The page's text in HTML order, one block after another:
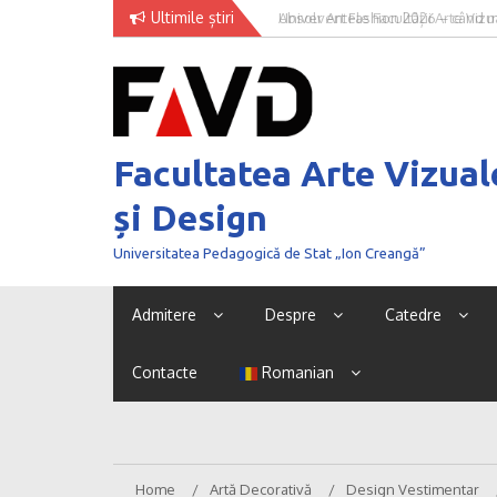
Ultimile știri
Univer Art Fashion 2026 – când
curaj de a fi văzut
Facultatea Arte
și Design
Universitatea Pedagogică de Stat „Ion Creangă”
Admitere Despre Catedre
Contacte Romanian
Home Artă Decorativă Design Vestimentar